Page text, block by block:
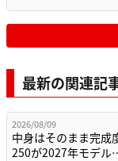
最新の関連記
2026/08/09
中身はそのまま完成
250が2027年モデ